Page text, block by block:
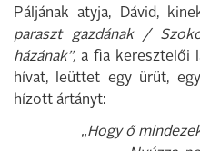
Páljának atyja, Dávid,
paraszt gazdának /
házának”, a fia keresztelői
hívat, leüttet egy ürüt,
hízott ártányt:
„Hogy ő